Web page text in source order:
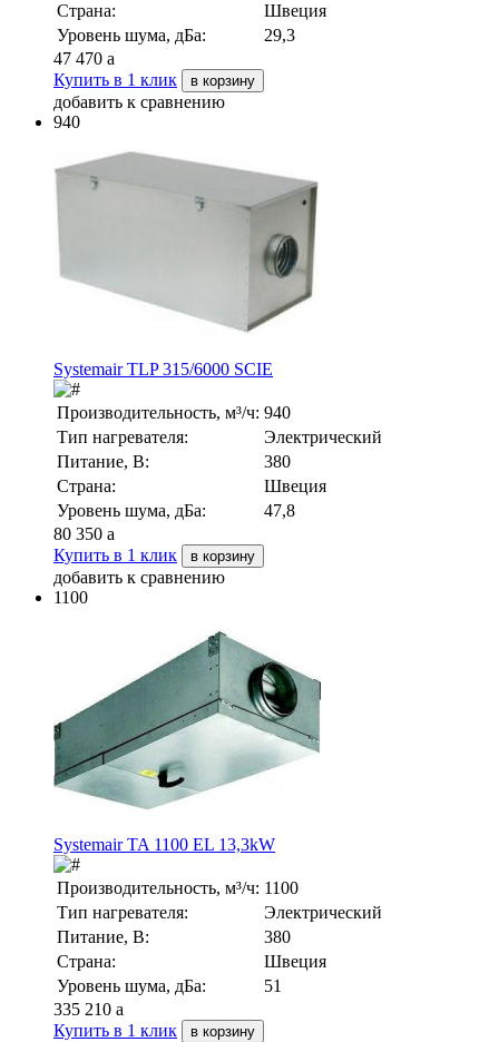
Страна:
Швеция
Уровень шума, дБа:
29,3
47 470 a
Купить в 1 клик
в корзину
добавить к сравнению
940
Systemair TLP 315/6000 SCIE
Производительность, м³/ч: 940
Тип нагревателя:
Электрический
Питание, В:
380
Страна:
Швеция
Уровень шума, дБа:
47,8
80 350 a
Купить в 1 клик
в корзину
добавить к сравнению
1100
Systemair TA 1100 EL 13,3kW
Производительность, м³/ч: 1100
Тип нагревателя:
Электрический
Питание, В:
380
Страна:
Швеция
Уровень шума, дБа:
51
335 210 a
Купить в 1 клик
в корзину